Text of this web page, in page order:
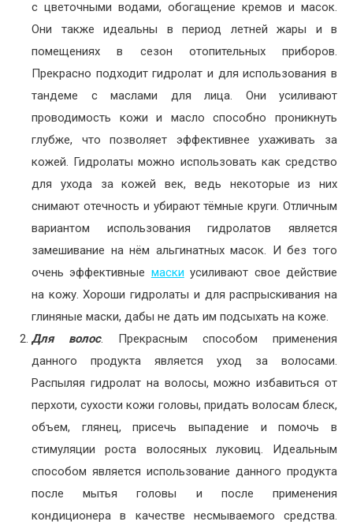
с цветочными водами, обогащение кремов и масок.
Они также идеальны в период летней жары и в
помещениях в сезон отопительных приборов.
Прекрасно подходит гидролат и для использования в
тандеме с маслами для лица. Они усиливают
проводимость кожи и масло способно проникнуть
глубже, что позволяет эффективнее ухаживать за
кожей. Гидролаты можно использовать как средство
для ухода за кожей век, ведь некоторые из них
снимают отечность и убирают тёмные круги. Отличным
вариантом использования гидролатов является
замешивание на нём альгинатных масок. И без того
очень эффективные маски усиливают свое действие
на кожу. Хороши гидролаты и для распрыскивания на
глиняные маски, дабы не дать им подсыхать на коже.
Для волос. Прекрасным способом применения
данного продукта является уход за волосами.
Распыляя гидролат на волосы, можно избавиться от
перхоти, сухости кожи головы, придать волосам блеск,
объем, глянец, присечь выпадение и помочь в
стимуляции роста волосяных луковиц. Идеальным
способом является использование данного продукта
после мытья головы и после применения
кондиционера в качестве несмываемого средства.